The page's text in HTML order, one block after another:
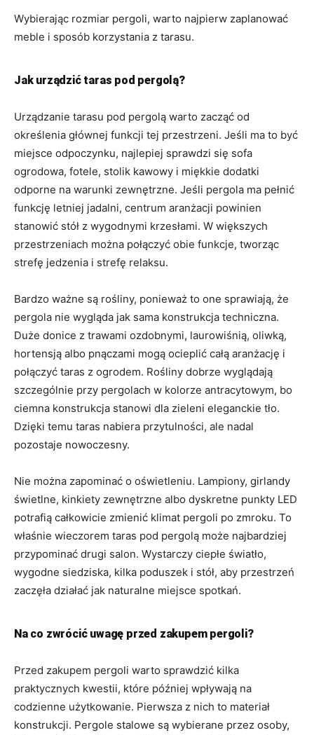
Wybierając rozmiar pergoli, warto najpierw zaplanować
meble i sposób korzystania z tarasu.
Jak urządzić taras pod pergolą?
Urządzanie tarasu pod pergolą warto zacząć od
określenia głównej funkcji tej przestrzeni. Jeśli ma to być
miejsce odpoczynku, najlepiej sprawdzi się sofa
ogrodowa, fotele, stolik kawowy i miękkie dodatki
odporne na warunki zewnętrzne. Jeśli pergola ma pełnić
funkcję letniej jadalni, centrum aranżacji powinien
stanowić stół z wygodnymi krzesłami. W większych
przestrzeniach można połączyć obie funkcje, tworząc
strefę jedzenia i strefę relaksu.
Bardzo ważne są rośliny, ponieważ to one sprawiają, że
pergola nie wygląda jak sama konstrukcja techniczna.
Duże donice z trawami ozdobnymi, laurowiśnią, oliwką,
hortensją albo pnączami mogą ocieplić całą aranżację i
połączyć taras z ogrodem. Rośliny dobrze wyglądają
szczególnie przy pergolach w kolorze antracytowym, bo
ciemna konstrukcja stanowi dla zieleni eleganckie tło.
Dzięki temu taras nabiera przytulności, ale nadal
pozostaje nowoczesny.
Nie można zapominać o oświetleniu. Lampiony, girlandy
świetlne, kinkiety zewnętrzne albo dyskretne punkty LED
potrafią całkowicie zmienić klimat pergoli po zmroku. To
właśnie wieczorem taras pod pergolą może najbardziej
przypominać drugi salon. Wystarczy ciepłe światło,
wygodne siedziska, kilka poduszek i stół, aby przestrzeń
zaczęła działać jak naturalne miejsce spotkań.
Na co zwrócić uwagę przed zakupem pergoli?
Przed zakupem pergoli warto sprawdzić kilka
praktycznych kwestii, które później wpływają na
codzienne użytkowanie. Pierwsza z nich to materiał
konstrukcji. Pergole stalowe są wybierane przez osoby,